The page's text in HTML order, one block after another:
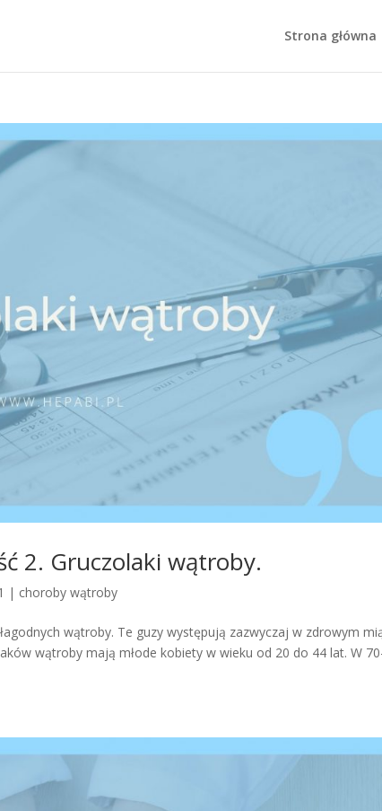
Strona główna
2. Gruczolaki wątroby.
| choroby wątroby
wątroby. Te guzy występują zazwyczaj w zdrowym
wątroby mają młode kobiety w wieku od 20 do 44 lat. W